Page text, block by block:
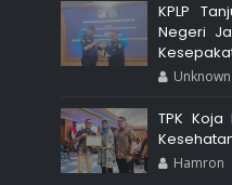
KPLP
Negeri
Unknown
TPK
Hamron